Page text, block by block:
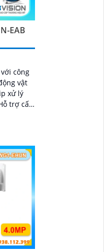
EAB
với công
vật
xử lý